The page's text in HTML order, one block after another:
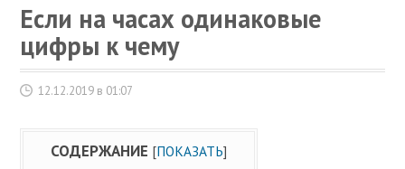
Если на часах одинаковые
цифры к чему
12.12.2019 в 01:07
СОДЕРЖАНИЕ [ПОКАЗАТЬ]